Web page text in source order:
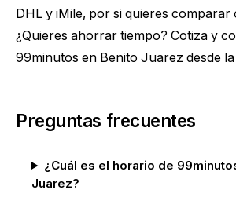
DHL y iMile, por si quieres comparar
¿Quieres ahorrar tiempo? Cotiza y
99minutos en Benito Juarez desde
Preguntas frecuentes
¿Cuál es el horario de
Juarez?